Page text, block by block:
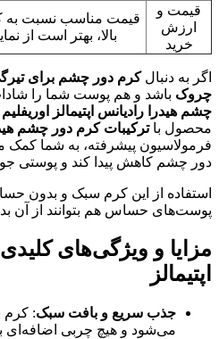
قیمت و
ارزش
خرید
قیمت مناسب نسبت به
بالا، بهتر است از
اگر به دنبالکرم دور چشم برای
چروک باشد و هم پوست شما را
چشم هیدرا رادیانس اپتیمالز اوریفلیم
محصول باترکیبات کرم دور چشم
فرمولاسیون پیشرفته، به شما کمک
دور چشم کاهش پیدا کند و پوستی
استفاده از این کرم سبک و بدون
پوست‌های حساس هم بتوانند از آن
مزایا و ویژگی‌های
اپتیمالز
جذب سریع و بافت سبک:
می‌شود و هیچ چربی اضافه‌ای